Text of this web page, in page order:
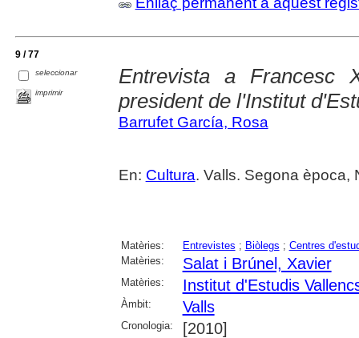
9 / 77
seleccionar
imprimir
Entrevista a Francesc
president de l'Institut
Barrufet García, Rosa
En: Cultura. Valls. Segona època,
Matèries: Entrevistes ; Biòlegs ; Centres
Matèries:
Salat i Brúnel, Xavier
Matèries: Institut d'Estudis
Àmbit: Valls
Cronologia: [2010]